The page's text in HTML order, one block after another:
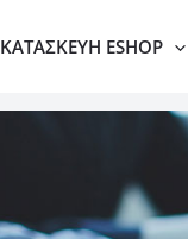
ΚΑΤΑΣΚΕΥΉ ESHOP